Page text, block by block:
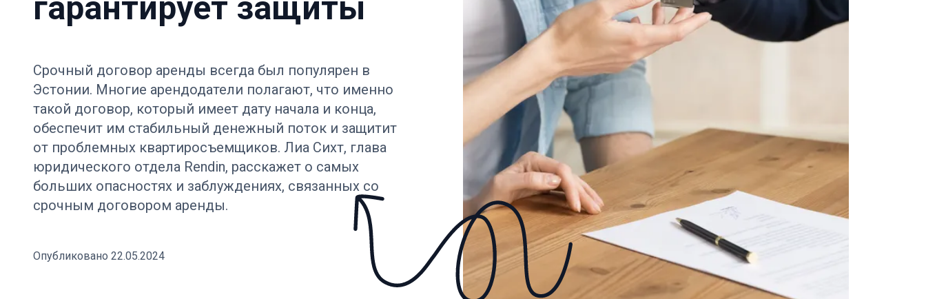
гарантирует защиты
Срочный договор аренды всегда был популярен в
Эстонии. Многие арендодатели полагают, что именно
такой договор, который имеет дату начала и конца,
обеспечит им стабильный денежный поток и защитит
от проблемных квартиросъемщиков. Лиа Сихт, глава
юридического отдела Rendin, расскажет о самых
больших опасностях и заблуждениях, связанных со
срочным договором аренды.
Опубликовано 22.05.2024